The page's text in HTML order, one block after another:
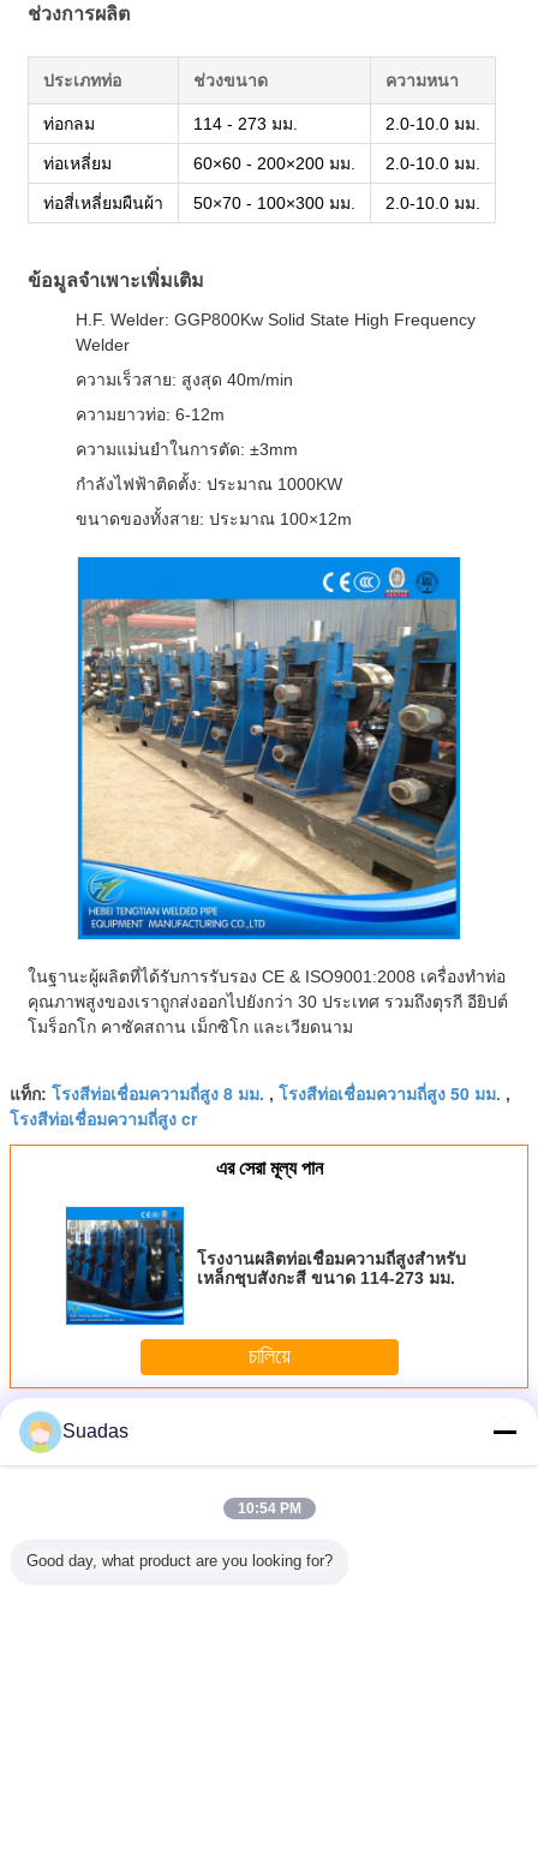
ช่วงการผลิต
ประเภทท่อ ช่วงขนาด ความหนา
ท่อกลม 114 - 273 มม. 2.0-10.0 มม.
ท่อเหลี่ยม 60×60 - 200×200 มม. 2.0-10.0 มม.
ท่อสี่เหลี่ยมผืนผ้า 50×70 - 100×300 มม. 2.0-10.0 มม.
ข้อมูลจำเพาะเพิ่มเติม
H.F. Welder: GGP800Kw Solid State High Frequency
Welder
ความเร็วสาย: สูงสุด 40m/min
ความยาวท่อ: 6-12m
ความแม่นยำในการตัด: ±3mm
กำลังไฟฟ้าติดตั้ง: ประมาณ 1000KW
ขนาดของทั้งสาย: ประมาณ 100×12m
ในฐานะผู้ผลิตที่ได้รับการรับรอง CE & ISO9001:2008 เครื่องทำท่อ
คุณภาพสูงของเราถูกส่งออกไปยังกว่า 30 ประเทศ รวมถึงตุรกี อียิปต์
โมร็อกโก คาซัคสถาน เม็กซิโก และเวียดนาม
แท็ก: โรงสีท่อเชื่อมความถี่สูง 8 มม. , โรงสีท่อเชื่อมความถี่สูง 50 มม. ,
โรงสีท่อเชื่อมความถี่สูง cr
এর সেরা মূল্য পান
โรงงานผลิตท่อเชื่อมความถี่สูงสำหรับ
เหล็กชุบสังกะสี ขนาด 114-273 มม.
চালিয়ে
มากกว่าโรงสีท่อเชื่อมความถี่สูง
อเหล็ก
โรงงานผลิตท่อปั่น
เครื่องบดท่อแบบ
Suadas
10:54 PM
Good day, what product are you looking for?